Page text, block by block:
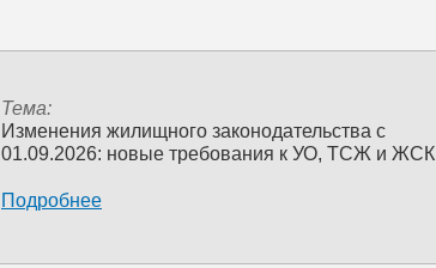
Тема:
Изменения жилищного законодательства с
01.09.2026: новые требования к УО, ТСЖ и ЖСК
Подробнее